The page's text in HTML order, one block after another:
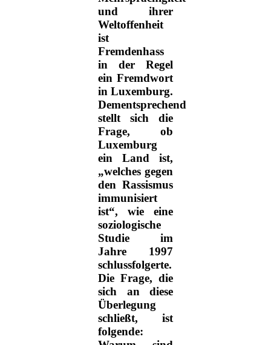
und ihrer
Weltoffenheit
ist
Fremdenhass
in der Regel
ein Fremdwort
in Luxemburg.
Dementsprechend
stellt sich die
Frage, ob
Luxemburg
ein Land ist,
„welches gegen
den Rassismus
immunisiert
ist“, wie eine
soziologische
Studie im
Jahre 1997
schlussfolgerte.
Die Frage, die
sich an diese
Überlegung
schließt, ist
folgende: